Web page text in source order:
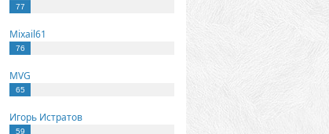
77
Mixail61
76
MVG
65
Игорь Истратов
59